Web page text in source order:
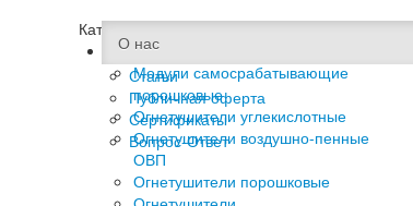
О нас
Статьи
Публичная оферта
Сертификаты
Вопрос-Ответ
Каталог
Огнетушители
Модули самосрабатывающие
порошковые
Огнетушители углекислотные
Огнетушители воздушно-пенные
ОВП
Огнетушители порошковые